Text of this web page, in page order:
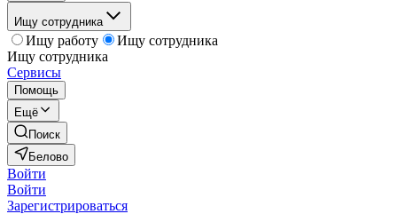
Ищу сотрудника
Ищу работу
Ищу сотрудника
Ищу сотрудника
Сервисы
Помощь
Ещё
Поиск
Белово
Войти
Войти
Зарегистрироваться